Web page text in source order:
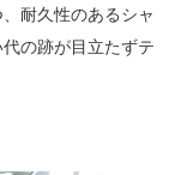
耐久性のあるシャ
の跡が目立たずテ